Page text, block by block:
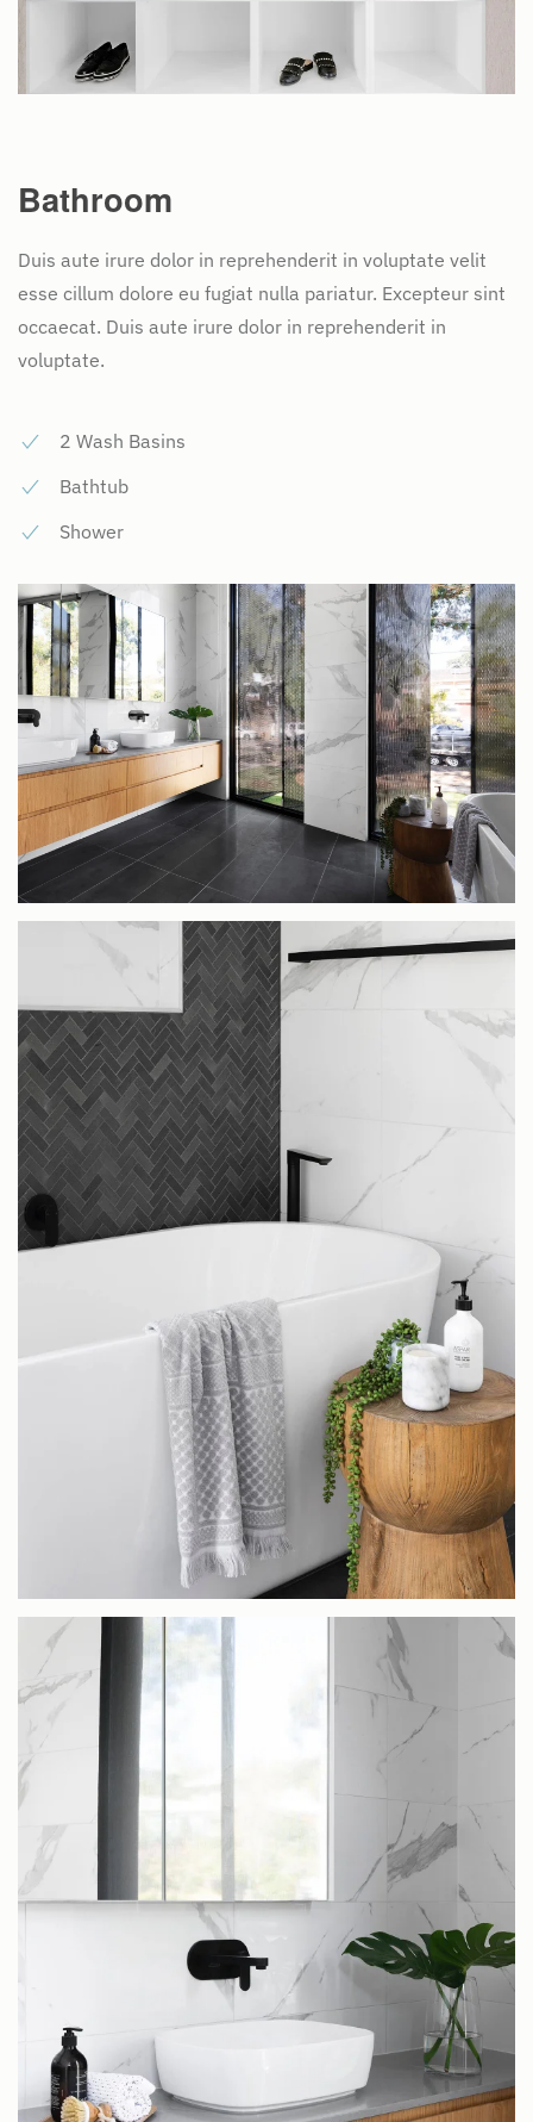
Bathroom
Duis aute irure dolor in reprehenderit in voluptate velit
esse cillum dolore eu fugiat nulla pariatur. Excepteur sint
occaecat. Duis aute irure dolor in reprehenderit in
voluptate.
2 Wash Basins
Bathtub
Shower